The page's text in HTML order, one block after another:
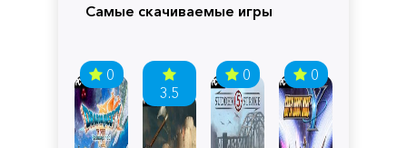
Самые скачиваемые игры
0
3.5
0 0